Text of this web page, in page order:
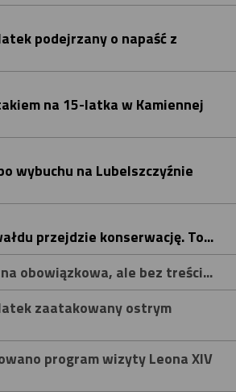
podejrzany o napaść z
na 15-latka w Kamiennej
wybuchu na Lubelszczyźnie
przejdzie konserwację. To...
obowiązkowa, ale bez treści...
zaatakowany ostrym
program wizyty Leona XIV